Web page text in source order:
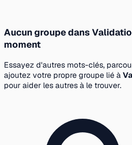
Aucun groupe dans
moment
Essayez d'autres mots-clés,
ajoutez votre propre groupe lié à
pour aider les autres à le trouver.